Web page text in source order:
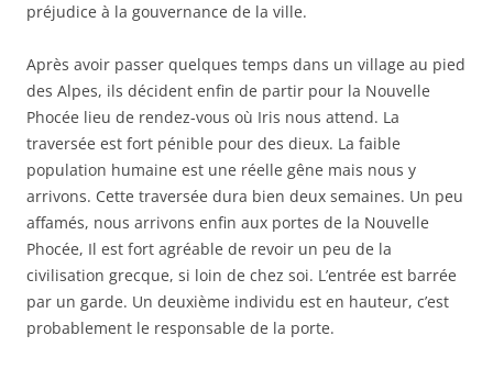
préjudice à la gouvernance de la ville.
Après avoir passer quelques temps dans un village au pied
des Alpes, ils décident enfin de partir pour la Nouvelle
Phocée lieu de rendez-vous où Iris nous attend. La
traversée est fort pénible pour des dieux. La faible
population humaine est une réelle gêne mais nous y
arrivons. Cette traversée dura bien deux semaines. Un peu
affamés, nous arrivons enfin aux portes de la Nouvelle
Phocée, Il est fort agréable de revoir un peu de la
civilisation grecque, si loin de chez soi. L’entrée est barrée
par un garde. Un deuxième individu est en hauteur, c’est
probablement le responsable de la porte.